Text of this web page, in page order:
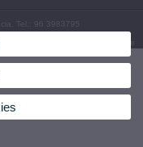
Tel.: 96 3983795
Bústia de Contacte